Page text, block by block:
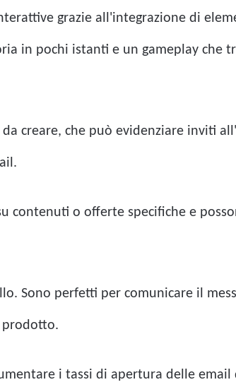
grazie all'integrazione di
in pochi istanti e un gameplay che
creare, che può evidenziare inviti
contenuti o offerte specifiche e
Sono perfetti per comunicare il
prodotto.
i tassi di apertura delle email